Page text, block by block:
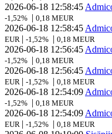
2026-06-18 12:58:45
-1,52% | 0,18 MEUR
2026-06-18 12:58:45
EUR | -1,52% | 0,18 MEUR
2026-06-18 12:56:45
-1,52% | 0,18 MEUR
2026-06-18 12:56:45
EUR | -1,52% | 0,18 MEUR
2026-06-18 12:54:09
-1,52% | 0,18 MEUR
2026-06-18 12:54:09
EUR | -1,52% | 0,18 MEUR